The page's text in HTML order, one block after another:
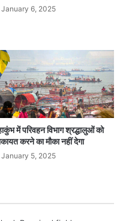
January 6, 2025
में परिवहन विभाग श्रद्धालुओं को
करने का मौका नहीं देगा
January 5, 2025